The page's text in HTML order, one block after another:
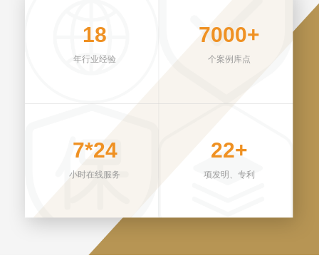
18
年行业经验
7000+
个案例库点
7*24
小时在线服务
22+
项发明、专利